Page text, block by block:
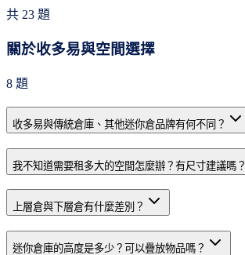
共 23 題
關於收多易與空間選擇
8 題
收多易與傳統倉庫、其他迷你倉品牌有何不同？
我不知道需要租多大的空間怎麼辦？有尺寸建議嗎？
上層倉與下層倉有什麼差別？
迷你倉庫的高度是多少？可以疊放物品嗎？